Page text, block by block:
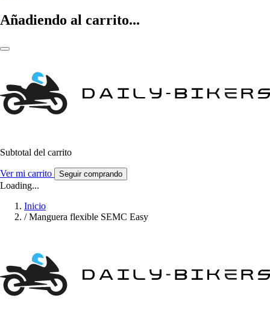
Añadiendo al carrito...
Subtotal del carrito
Ver mi carrito Seguir comprando
Loading...
Inicio
/ Manguera flexible SEMC Easy